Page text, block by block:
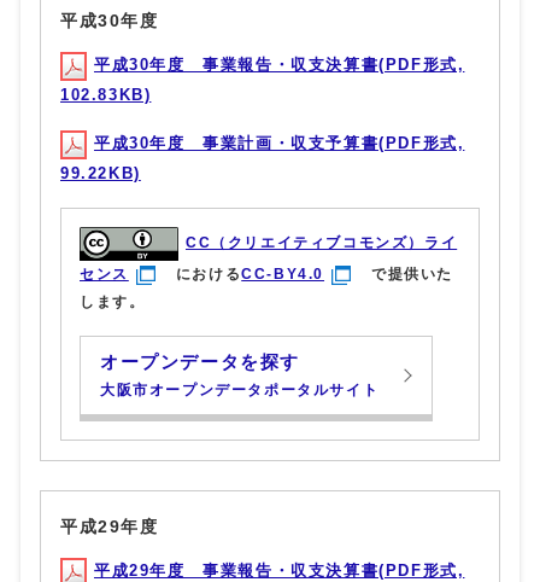
平成30年度
平成30年度 事業報告・収支決算書(PDF形式,
102.83KB)
平成30年度 事業計画・収支予算書(PDF形式,
99.22KB)
CC（クリエイティブコモンズ）ライ
センス
におけるCC-BY4.0
で提供いた
します。
オープンデータを探す
大阪市オープンデータポータルサイト
平成29年度
平成29年度 事業報告・収支決算書(PDF形式,